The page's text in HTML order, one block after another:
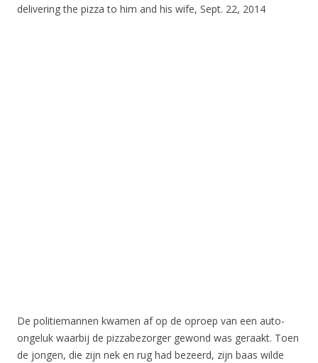
delivering the pizza to him and his wife, Sept. 22, 2014
De politiemannen kwamen af op de oproep van een auto-
ongeluk waarbij de pizzabezorger gewond was geraakt. Toen
de jongen, die zijn nek en rug had bezeerd, zijn baas wilde